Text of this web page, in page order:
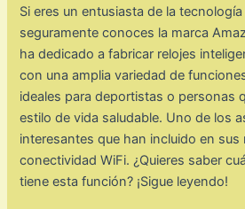
Si eres un entusiasta de la
seguramente conoces la marca
ha dedicado a fabricar relojes
con una amplia variedad de
ideales para deportistas o personas
estilo de vida saludable. Uno de los
interesantes que han incluido en sus
conectividad WiFi. ¿Quieres saber
tiene esta función? ¡Sigue leyendo!